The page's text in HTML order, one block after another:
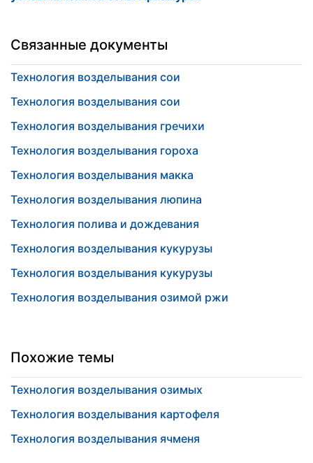
Связанные документы
Технология возделывания сои
Технология возделывания сои
Технология возделывания гречихи
Технология возделывания гороха
Технология возделывания макка
Технология возделывания люпина
Технология полива и дождевания
Технология возделывания кукурузы
Технология возделывания кукурузы
Технология возделывания озимой ржи
Похожие темы
Технология возделывания озимых
Технология возделывания картофеля
Технология возделывания ячменя